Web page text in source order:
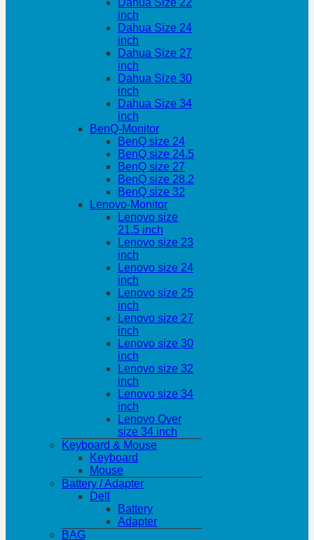
Dahua Size 22
inch
Dahua Size 24
inch
Dahua Size 27
inch
Dahua Size 30
inch
Dahua Size 34
inch
BenQ-Monitor
BenQ size 24
BenQ size 24.5
BenQ size 27
BenQ size 28.2
BenQ size 32
Lenovo-Monitor
Lenovo size
21.5 inch
Lenovo size 23
inch
Lenovo size 24
inch
Lenovo size 25
inch
Lenovo size 27
inch
Lenovo size 30
inch
Lenovo size 32
inch
Lenovo size 34
inch
Lenovo Over
size 34 inch
Keyboard & Mouse
Keyboard
Mouse
Battery / Adapter
Dell
Battery
Adapter
BAG